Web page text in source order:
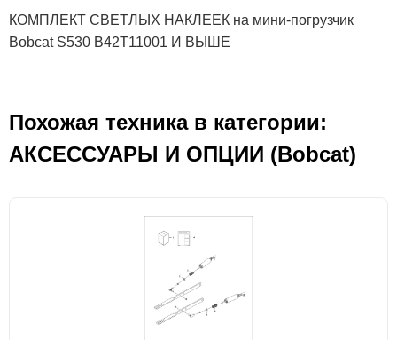
КОМПЛЕКТ СВЕТЛЫХ НАКЛЕЕК на мини-погрузчик
Bobcat S530 B42T11001 И ВЫШЕ
Похожая техника в категории:
АКСЕСCУАРЫ И ОПЦИИ (Bobcat)